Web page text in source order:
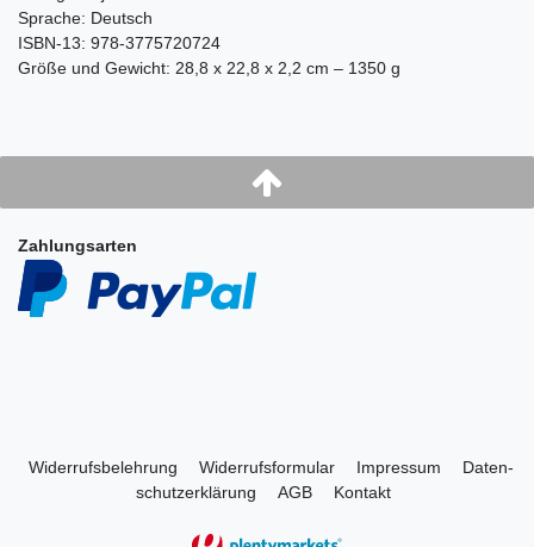
Sprache: Deutsch
ISBN-13: 978-3775720724
Größe und Gewicht: 28,8 x 22,8 x 2,2 cm – 1350 g
Zahlungsarten
Widerrufs­belehrung Widerrufs­formular Impressum
Daten­
schutz­erklärung
AGB Kontakt